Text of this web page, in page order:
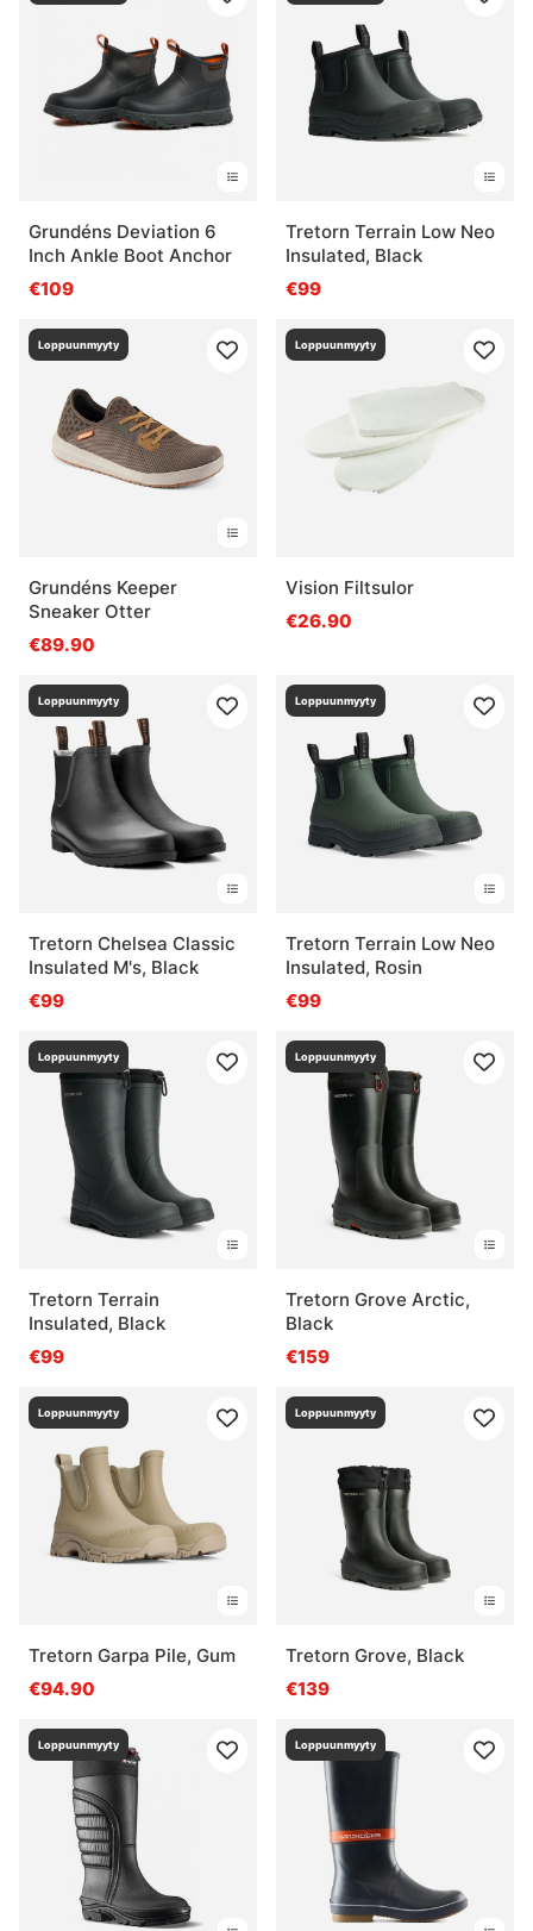
Grundéns Deviation 6
Inch Ankle Boot Anchor
€109
Tretorn Terrain Low Neo
Insulated, Black
€99
Loppuunmyyty
Grundéns Keeper
Sneaker Otter
€89.90
Loppuunmyyty
Vision Filtsulor
€26.90
Loppuunmyyty
Tretorn Chelsea Classic
Insulated M's, Black
€99
Loppuunmyyty
Tretorn Terrain Low Neo
Insulated, Rosin
€99
Loppuunmyyty
Tretorn Terrain
Insulated, Black
€99
Loppuunmyyty
Tretorn Grove Arctic,
Black
€159
Loppuunmyyty
Tretorn Garpa Pile, Gum
€94.90
Loppuunmyyty
Tretorn Grove, Black
€139
Loppuunmyyty Loppuunmyyty